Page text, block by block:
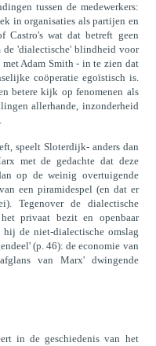
tussen de medewerkers:
in organisaties als partijen en
Castro's wat dat betreft geen
de 'dialectische' blindheid voor
Adam Smith - in te zien dat
coöperatie egoïstisch is.
betere kijk op fenomenen als
allerhande, inzonderheid
speelt Sloterdijk- anders dan
met de gedachte dat deze
op de weinig overtuigende
een piramidespel (en dat er
Tegenover de dialectische
privaat bezit en openbaar
de niet-dialectische omslag
(p. 46): de economie van
van Marx' dwingende
in de geschiedenis van het